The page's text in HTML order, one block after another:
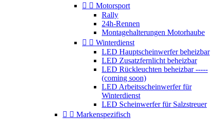
  Motorsport
Rally
24h-Rennen
Montagehalterungen Motorhaube
  Winterdienst
LED Hauptscheinwerfer beheizbar
LED Zusatzfernlicht beheizbar
LED Rückleuchten beheizbar -----
(coming soon)
LED Arbeitsscheinwerfer für
Winterdienst
LED Scheinwerfer für Salzstreuer
  Markenspezifisch